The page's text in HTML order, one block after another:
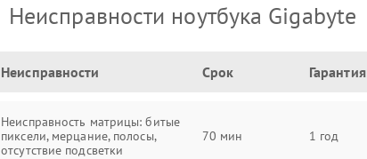
Неисправности ноутбука Gigabyte
Неисправности Срок Гарантия
Неисправность матрицы: битые
пиксели, мерцание, полосы,
отсутствие подсветки
70 мин 1 год